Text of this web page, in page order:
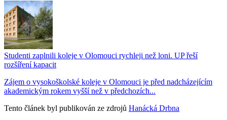
Studenti zaplnili koleje v Olomouci rychleji než loni. UP řeší
rozšíření kapacit
Zájem o vysokoškolské koleje v Olomouci je před nadcházejícím
akademickým rokem vyšší než v předchozích...
Tento článek byl publikován ze zdrojů Hanácká Drbna